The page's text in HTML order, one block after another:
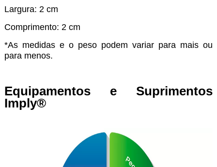
Largura: 2 cm
Comprimento: 2 cm
*As medidas e o peso podem variar para mais ou
para menos.
Equipamentos e Suprimentos
Imply®